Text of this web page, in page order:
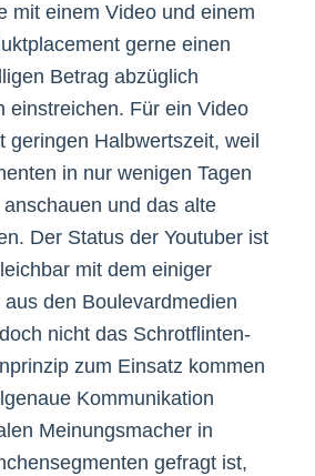
mit einem Video und einem
gerne einen
Betrag abzüglich
einstreichen. Für ein Video
geringen Halbwertszeit, weil
in nur wenigen Tagen
und das alte
Der Status der Youtuber ist
mit dem einiger
den Boulevardmedien
nicht das Schrotflinten-
zum Einsatz kommen
Kommunikation
Meinungsmacher in
gefragt ist,